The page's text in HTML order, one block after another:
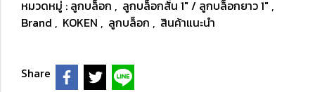
หมวดหมู่ : ลูกบล็อก , ลูกบล็อกสั้น 1" / ลูกบล็อกยาว 1" ,
Brand , KOKEN , ลูกบล็อก , สินค้าแนะนำ
Share